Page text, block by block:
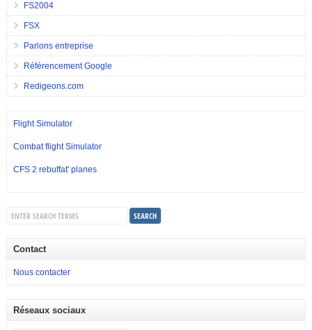
FS2004
FSX
Parlons entreprise
Référencement Google
Redigeons.com
Flight Simulator
Combat flight Simulator
CFS 2 rebuffat' planes
Contact
Nous contacter
Réseaux sociaux